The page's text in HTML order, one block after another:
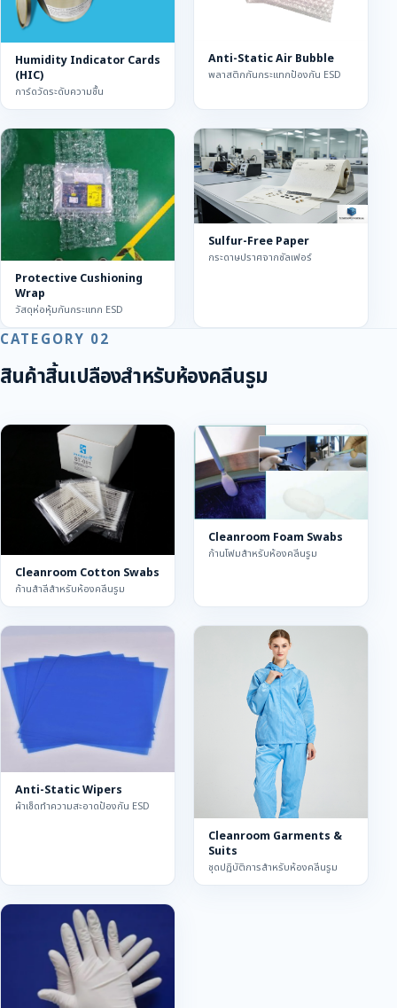
Humidity Indicator Cards
(HIC)
การ์ดวัดระดับความชื้น
Anti-Static Air Bubble
พลาสติกกันกระแทกป้องกัน ESD
Protective Cushioning
Wrap
วัสดุห่อหุ้มกันกระแทก ESD
Sulfur-Free Paper
กระดาษปราศจากซัลเฟอร์
CATEGORY 02
สินค้าสิ้นเปลืองสำหรับห้องคลีนรูม
Cleanroom Cotton Swabs
ก้านสำลีสำหรับห้องคลีนรูม
Cleanroom Foam Swabs
ก้านโฟมสำหรับห้องคลีนรูม
Anti-Static Wipers
ผ้าเช็ดทำความสะอาดป้องกัน ESD
Cleanroom Garments &
Suits
ชุดปฏิบัติการสำหรับห้องคลีนรูม